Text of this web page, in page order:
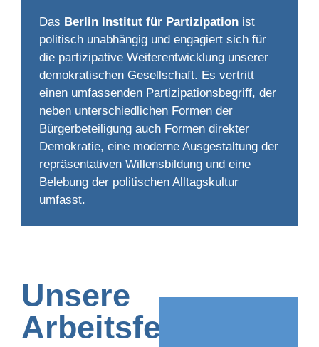
Das Berlin Institut für Partizipation ist
politisch unabhängig und engagiert sich für
die partizipative Weiterentwicklung unserer
demokratischen Gesellschaft. Es vertritt
einen umfassenden Partizipationsbegriff, der
neben unterschiedlichen Formen der
Bürgerbeteiligung auch Formen direkter
Demokratie, eine moderne Ausgestaltung der
repräsentativen Willensbildung und eine
Belebung der politischen Alltagskultur
umfasst.
Unsere
Arbeitsfelder